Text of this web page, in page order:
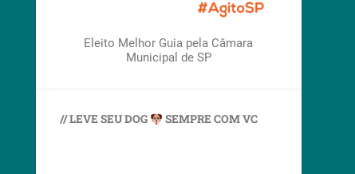
Eleito Melhor Guia pela Câmara
Municipal de SP
// LEVE SEU DOG SEMPRE COM VC